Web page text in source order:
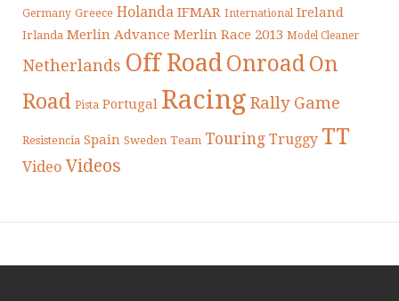
Germany Greece Holanda IFMAR International Ireland
Irlanda Merlin Advance Merlin Race 2013 Model Cleaner
Netherlands Off RoadOnroadOn
Road Pista Portugal Racing Rally Game
Resistencia Spain Sweden Team Touring Truggy TT
Video Videos